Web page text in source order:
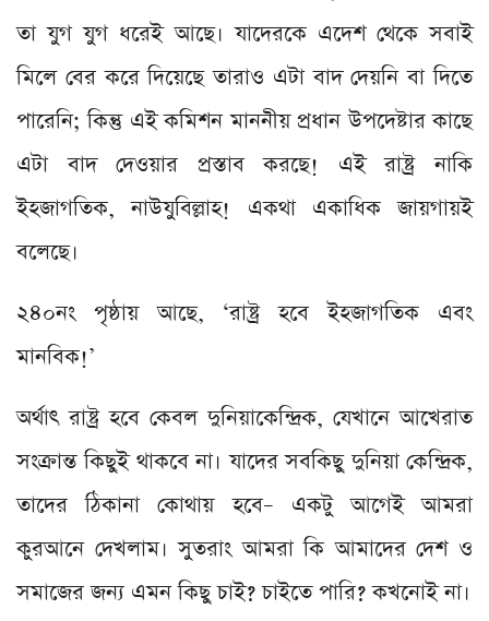
তা যুগ যুগ ধরেই আছে। যাদেরকে এদেশ থেকে সবাই
মিলে বের করে দিয়েছে তারাও এটা বাদ দেয়নি বা দিতে
পারেনি; কিন্তু এই কমিশন মাননীয় প্রধান উপদেষ্টার কাছে
এটা বাদ দেওয়ার প্রস্তাব করছে! এই রাষ্ট্র নাকি
ইহজাগতিক, নাউযুবিল্লাহ! একথা একাধিক জায়গায়ই
বলেছে।
২৪০নং পৃষ্ঠায় আছে, ‘রাষ্ট্র হবে ইহজাগতিক এবং
মানবিক!’
অর্থাৎ রাষ্ট্র হবে কেবল দুনিয়াকেন্দ্রিক, যেখানে আখেরাত
সংক্রান্ত কিছুই থাকবে না। যাদের সবকিছু দুনিয়া কেন্দ্রিক,
তাদের ঠিকানা কোথায় হবে– একটু আগেই আমরা
কুরআনে দেখলাম। সুতরাং আমরা কি আমাদের দেশ ও
সমাজের জন্য এমন কিছু চাই? চাইতে পারি? কখনোই না।